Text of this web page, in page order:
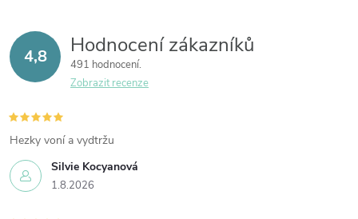
a
c
í
r
v
k
y
4,8 Hodnocení zákazníků
491 hodnocení
Zobrazit recenze
Silvie Kocyanová
1.8.2026
Hezky voní a vydtržu